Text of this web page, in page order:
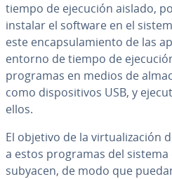
tiempo de ejecución aislado,
instalar el software en el
este en­ca­p­su­la­mie­n­to de las
entorno de tiempo de
programas en medios de
como di­s­po­si­ti­vos USB, y
ellos.
El objetivo de la vi­r­tua­li­za­ción
a estos programas del
subyacen, de modo que